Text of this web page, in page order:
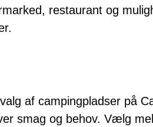
restaurant og
af campingpladser på
smag og behov. Vælg